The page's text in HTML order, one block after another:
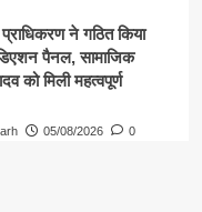
ने गठित किया
पैनल, सामाजिक
को मिली महत्वपूर्ण
05/08/2026 0